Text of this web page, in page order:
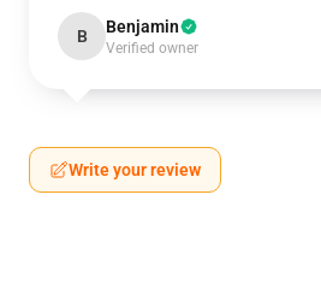
B Benjamin
Verified owner
Write your review